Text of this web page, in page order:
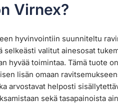
Virnex?
hyvinvointiin suunniteltu
selkeästi valitut ainesosat
hyvää toimintaa. Tämä tuote
lisän omaan
arvostavat helposti
sekä tasapainoista